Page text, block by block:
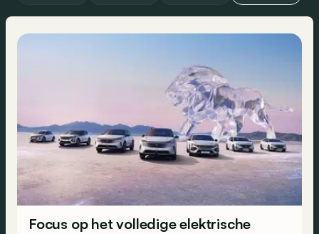
Focus op het volledige elektrische